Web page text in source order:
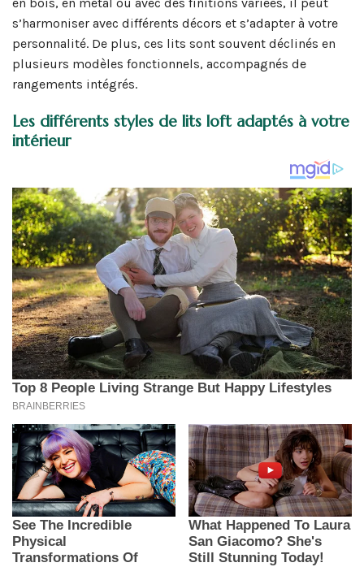
en bois, en métal ou avec des finitions variées, il peut
s’harmoniser avec différents décors et s’adapter à votre
personnalité. De plus, ces lits sont souvent déclinés en
plusieurs modèles fonctionnels, accompagnés de
rangements intégrés.
Les différents styles de lits loft adaptés à votre
intérieur